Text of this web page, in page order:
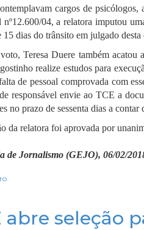
cargos de
nº12.600/04, a relatora imputou
15 dias do trânsito em julgado desta
Teresa Duere também acatou
realize estudos para
de pessoal comprovada com
responsável envie ao TCE a
no prazo de sessenta dias a
da relatora foi aprovada por
de Jornalismo (GEJO), 06/02/
abre seleção